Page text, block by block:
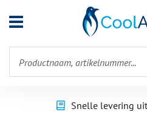
Open
menu
Snelle levering